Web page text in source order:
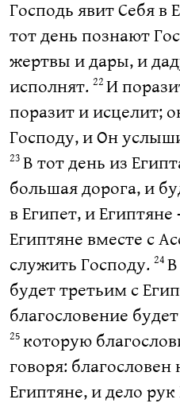
Господь явит Себя в
тот день познают
жертвы и дары, и
исполнят. 22 И
поразит и исцелит;
Господу, и Он
23 В тот день из
большая дорога, и
в Египет, и
Египтяне вместе с
служить Господу. 24
будет третьим с
благословение
25 которую
говоря:
Египтяне, и дело